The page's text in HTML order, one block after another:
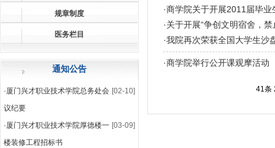
规章制度
医务栏目
通知公告
[02-10]
·厦门兴才职业技术学院总务处会
议纪要
[03-09]
·厦门兴才职业技术学院厚德楼一
楼装修工程招标书
·商学院关于开展2011届毕
·关于开展“争创文明宿舍，
·我院再次荣获全国大学生沙
·商学院举行公开课观摩活动
41条